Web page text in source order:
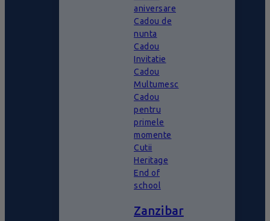
aniversare
Cadou de
nunta
Cadou
Invitatie
Cadou
Multumesc
Cadou
pentru
primele
momente
Cutii
Heritage
End of
school
Zanzibar